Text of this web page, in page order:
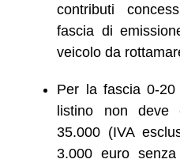
contributi
fascia di
veicolo da
Per la fascia 0-
listino non deve
35.000 (IVA
3.000 euro